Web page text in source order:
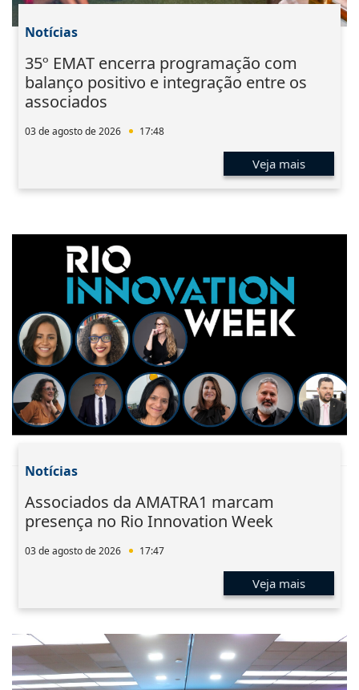
Notícias
35º EMAT encerra programação com
balanço positivo e integração entre os
associados
03 de agosto de 2026 17:48
Veja mais
Notícias
Associados da AMATRA1 marcam
presença no Rio Innovation Week
03 de agosto de 2026 17:47
Veja mais